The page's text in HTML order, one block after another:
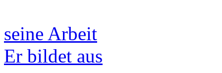
seine Arbeit
Er bildet aus